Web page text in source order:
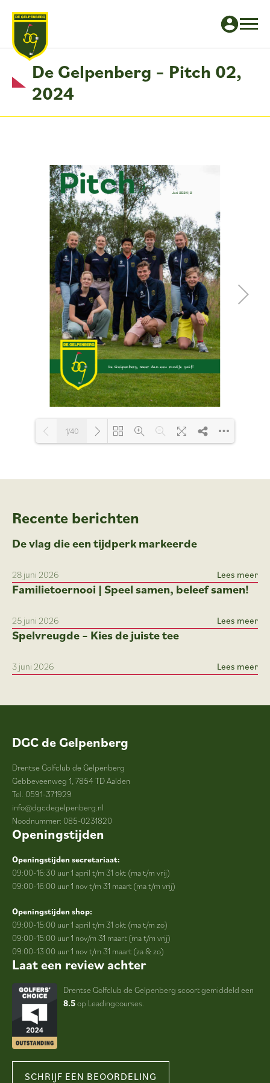
De Gelpenberg – Pitch 02,
2024
1/40
Recente berichten
De vlag die een tijdperk markeerde
28 juni 2026 Lees meer
Familietoernooi | Speel samen, beleef samen!
25 juni 2026 Lees meer
Spelvreugde – Kies de juiste tee
3 juni 2026 Lees meer
DGC de Gelpenberg
Drentse Golfclub de Gelpenberg
Gebbeveenweg 1, 7854 TD Aalden
Tel. 0591-371929
info@dgcdegelpenberg.nl
Noodnummer: 085-0231820
Openingstijden
Openingstijden secretariaat:
09:00-16:30 uur 1 april t/m 31 okt (ma t/m vrij)
09:00-16:00 uur 1 nov t/m 31 maart (ma t/m vrij)
Openingstijden shop:
09:00-15:00 uur 1 april t/m 31 okt (ma t/m zo)
09:00-15:00 uur 1 nov/m 31 maart (ma t/m vrij)
09:00-13:00 uur 1 nov t/m 31 maart (za & zo)
Laat een review achter
Drentse Golfclub de Gelpenberg scoort gemiddeld een
8.5op Leadingcourses.
SCHRIJF EEN BEOORDELING